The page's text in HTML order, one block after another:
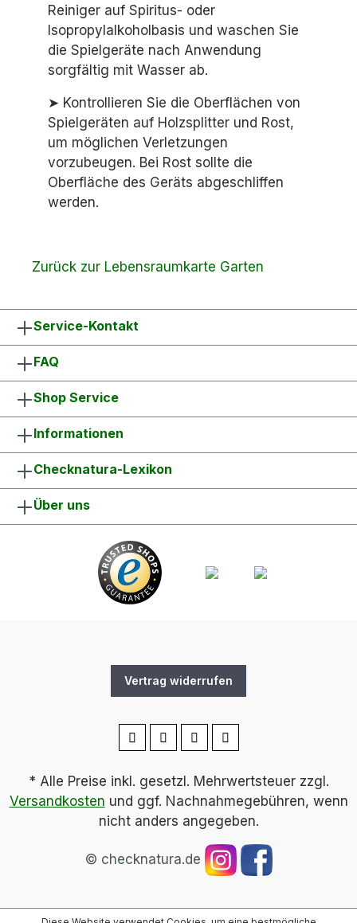
Reiniger auf Spiritus- oder
Isopropylalkoholbasis und waschen Sie
die Spielgeräte nach Anwendung
sorgfältig mit Wasser ab.
➤ Kontrollieren Sie die Oberflächen von
Spielgeräten auf Holzsplitter und Rost,
um möglichen Verletzungen
vorzubeugen. Bei Rost sollte die
Oberfläche des Geräts abgeschliffen
werden.
Zurück zur Lebensraumkarte Garten
Service-Kontakt
FAQ
Shop Service
Informationen
Checknatura-Lexikon
Über uns
Vertrag widerrufen
* Alle Preise inkl. gesetzl. Mehrwertsteuer zzgl.
Versandkosten und ggf. Nachnahmegebühren, wenn
nicht anders angegeben.
© checknatura.de